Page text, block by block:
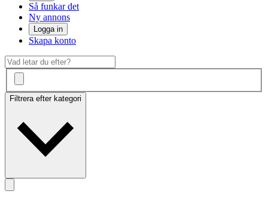
Så funkar det
Ny annons
Logga in
Skapa konto
Filtrera efter kategori